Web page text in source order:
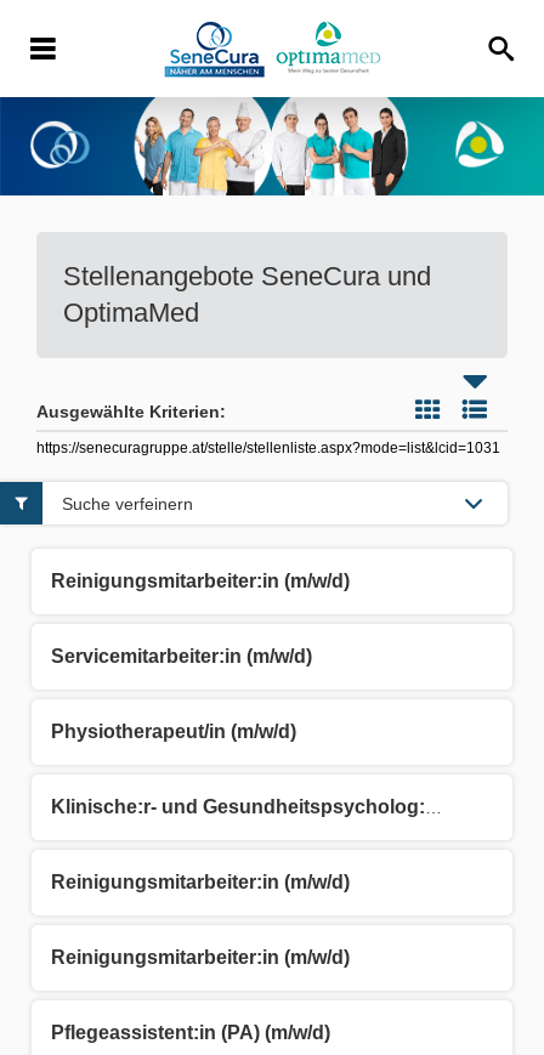
Stellenangebote SeneCura und
OptimaMed
Ausgewählte Kriterien:
https://senecuragruppe.at/stelle/stellenliste.aspx?mode=list&lcid=1031
Reinigungsmitarbeiter:in (m/w/d)
Servicemitarbeiter:in (m/w/d)
Physiotherapeut/in (m/w/d)
Reinigungsmitarbeiter:in (m/w/d)
Reinigungsmitarbeiter:in (m/w/d)
Pflegeassistent:in (PA) (m/w/d)
Suche verfeinern